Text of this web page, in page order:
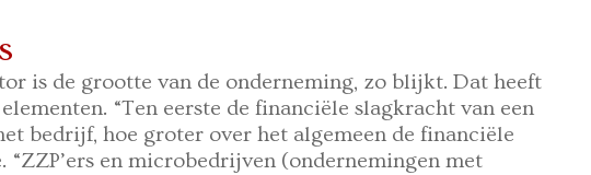
is de grootte van de onderneming, zo blijkt. Dat heeft
“Ten eerste de financiële slagkracht van een
bedrijf, hoe groter over het algemeen de financiële
“ZZP’ers en microbedrijven (ondernemingen met